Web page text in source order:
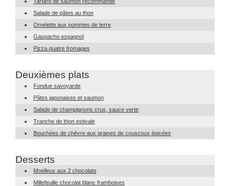
Salade de pâtes au thon
Omelette aux pommes de terre
Gaspacho espagnol
Pizza quatre fromages
Deuxièmes plats
Fondue savoyarde
Pâtes japonaises et saumon
Salade de champignons crus, sauce verte
Tranche de thon estivale
Bouchées de chèvre aux graines de couscous épicées
Desserts
Moelleux aux 2 chocolats
Millefeuille chocolat blanc framboises